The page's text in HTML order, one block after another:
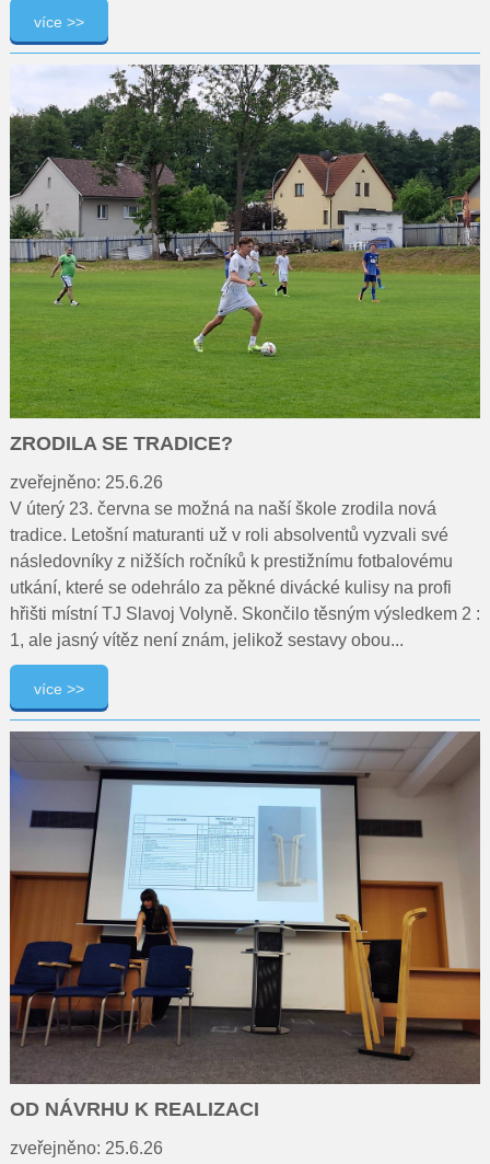
více >>
ZRODILA SE TRADICE?
zveřejněno: 25.6.26
V úterý 23. června se možná na naší škole zrodila nová
tradice. Letošní maturanti už v roli absolventů vyzvali své
následovníky z nižších ročníků k prestižnímu fotbalovému
utkání, které se odehrálo za pěkné divácké kulisy na profi
hřišti místní TJ Slavoj Volyně. Skončilo těsným výsledkem 2 :
1, ale jasný vítěz není znám, jelikož sestavy obou...
více >>
OD NÁVRHU K REALIZACI
zveřejněno: 25.6.26